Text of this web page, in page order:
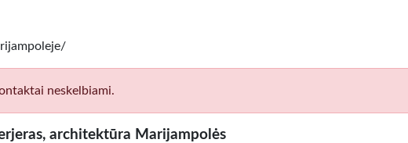
neskelbiami.
architektūra Marijampolės